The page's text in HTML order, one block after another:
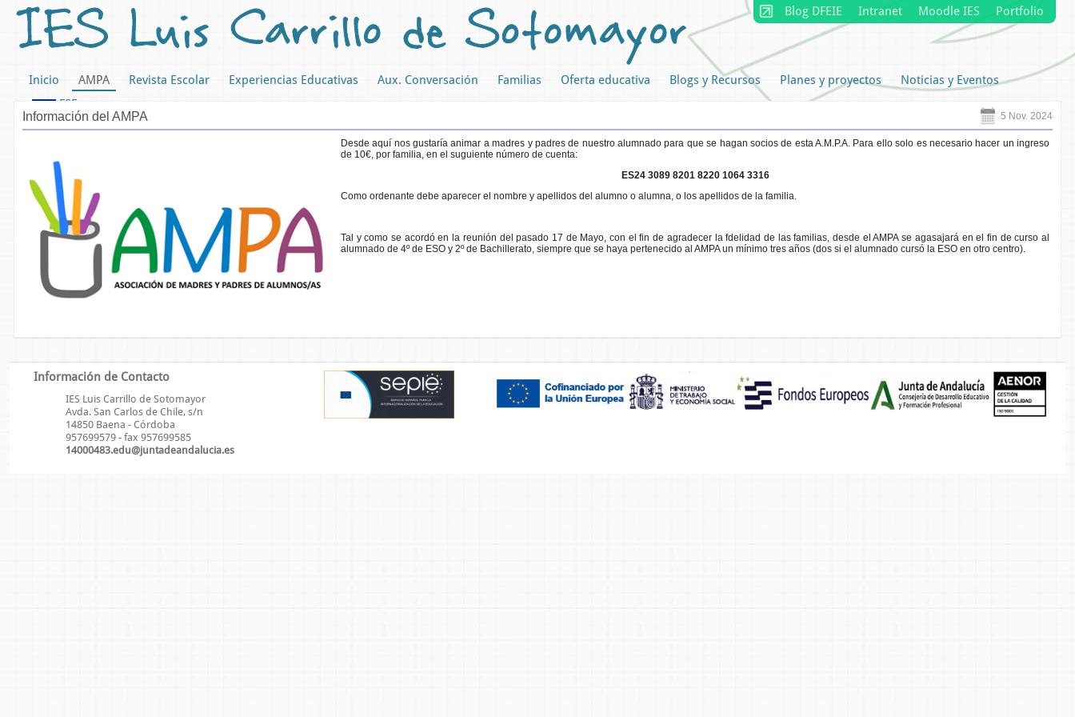
Blog DFEIE Intranet Moodle IES Portfolio
Inicio AMPA Revista Escolar Experiencias Educativas Aux. Conversación Familias Oferta educativa Blogs y Recursos Planes y proyectos
Noticias y Eventos
FSE
5 Nov. 2024
Información del AMPA
Desde aquí nos gustaría animar a madres y padres de nuestro alumnado para que se hagan socios de esta A.M.P.A. Para ello solo es necesario hacer un ingreso
de 10€, por familia, en el suguiente número de cuenta:
ES24 3089 8201 8220 1064 3316
Como ordenante debe aparecer el nombre y apellidos del alumno o alumna, o los apellidos de la familia.
Tal y como se acordó en la reunión del pasado 17 de Mayo, con el fin de agradecer la fdelidad de las familias, desde el AMPA se agasajará en el fin de curso al
alumnado de 4º de ESO y 2º de Bachillerato, siempre que se haya pertenecido al AMPA un mínimo tres años (dos si el alumnado cursó la ESO en otro centro).
Información de Contacto
IES Luis Carrillo de Sotomayor
Avda. San Carlos de Chile, s/n
14850 Baena - Córdoba
957699579 - fax 957699585
14000483.edu@juntadeandalucia.es